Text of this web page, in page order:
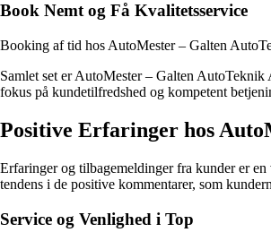
Book Nemt og Få Kvalitetsservice
Booking af tid hos AutoMester – Galten
Samlet set er AutoMester – Galten
fokus på kundetilfredshed og kompetent
Positive Erfaringer hos
Erfaringer og tilbagemeldinger fra kunder er
tendens i de positive kommentarer, som
Service og Venlighed i Top